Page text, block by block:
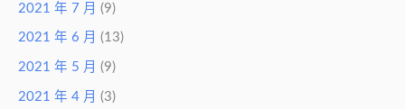
2021 年 7 月 (9)
2021 年 6 月 (13)
2021 年 5 月 (9)
2021 年 4 月 (3)